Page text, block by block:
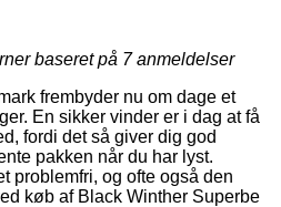
baseret på 7anmeldelser
frembyder nu om dage et
En sikker vinder er i dag at få
fordi det så giver dig god
pakken når du har lyst.
problemfri, og ofte også den
køb af Black Winther Superbe